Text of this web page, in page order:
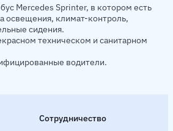
Mercedes Sprinter, в котором есть
освещения, климат-контроль,
сидения.
техническом и санитарном
водители.
Сотрудничество